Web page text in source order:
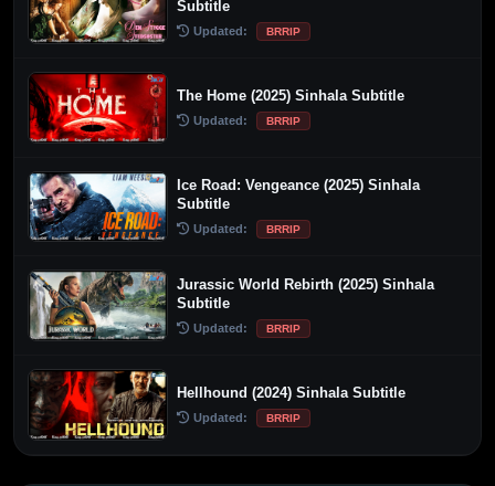
Subtitle
Updated: BRRIP
The Home (2025) Sinhala Subtitle
Updated: BRRIP
Ice Road: Vengeance (2025) Sinhala
Subtitle
Updated: BRRIP
Jurassic World Rebirth (2025) Sinhala
Subtitle
Updated: BRRIP
Hellhound (2024) Sinhala Subtitle
Updated: BRRIP